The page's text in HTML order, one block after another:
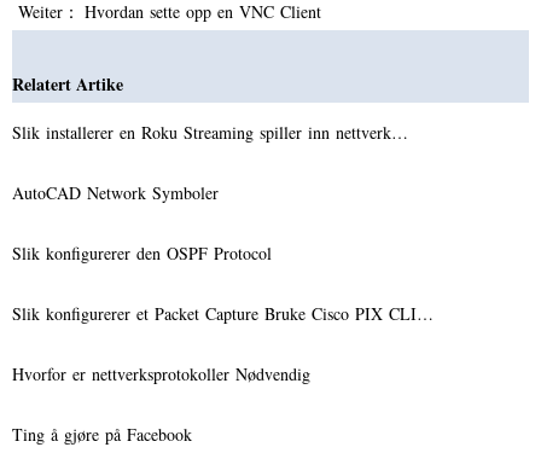
Weiter： Hvordan sette opp en VNC Client
Relatert Artike
Slik installerer en Roku Streaming spiller inn nettverk…
AutoCAD Network Symboler
Slik konfigurerer den OSPF Protocol
Slik konfigurerer et Packet Capture Bruke Cisco PIX CLI…
Hvorfor er nettverksprotokoller Nødvendig
Ting å gjøre på Facebook